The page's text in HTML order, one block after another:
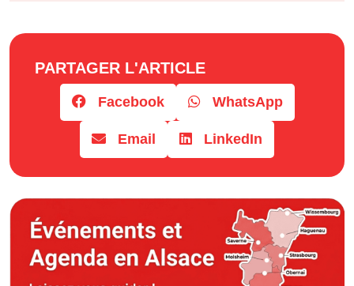
PARTAGER L'ARTICLE
Facebook WhatsApp
Email LinkedIn